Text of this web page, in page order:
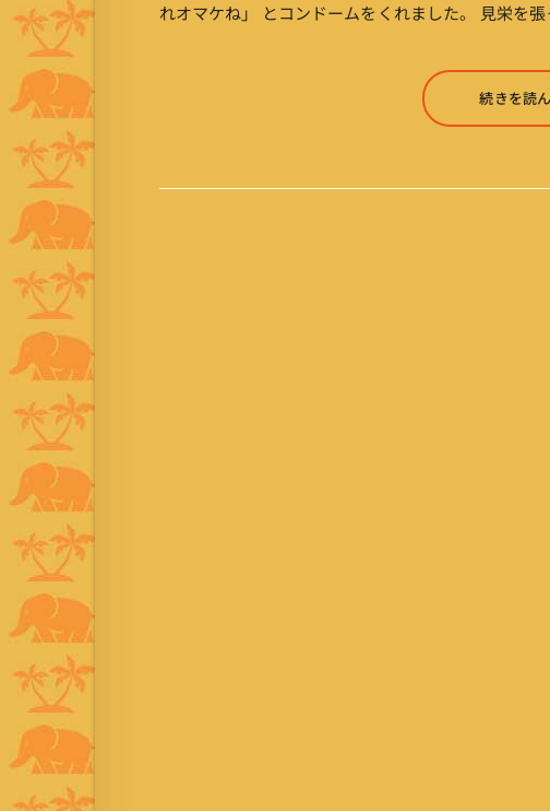
れオマケね」 とコンドームをくれました。 見栄を張
続きを読